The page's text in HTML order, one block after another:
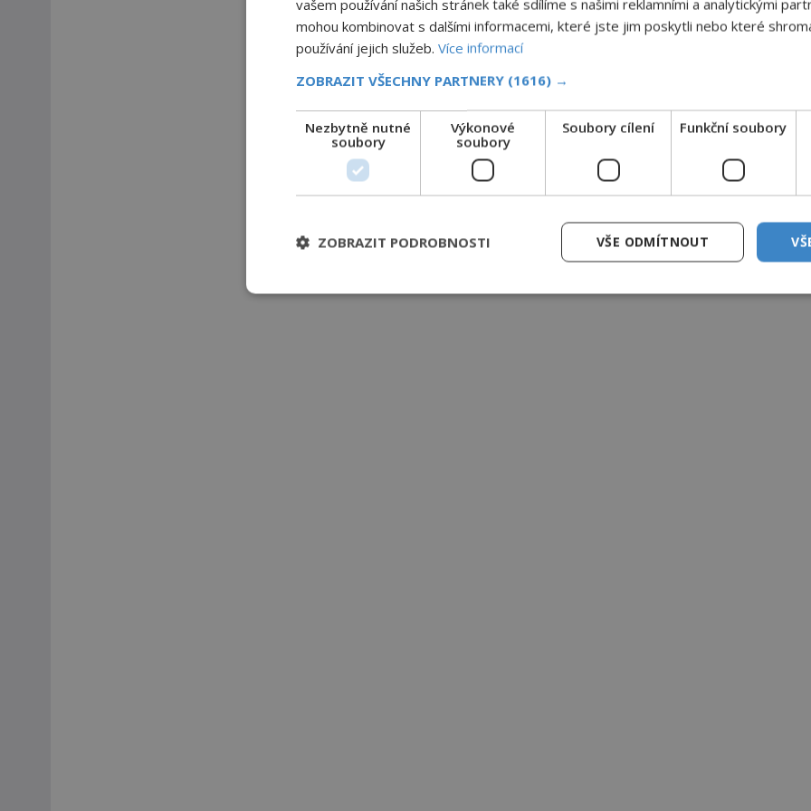
vašem používání našich stránek také sdílíme s našimi reklamními a analytickými
mohou kombinovat s dalšími informacemi, které jste jim poskytli nebo které
používání jejich služeb. Více informací
ZOBRAZIT VŠECHNY PARTNERY (1616) →
Nezbytně nutné
soubory
Výkonové
soubory
Soubory cílení Funkční soubory
VŠE ODMÍTNOUT
ZOBRAZIT PODROBNOSTI